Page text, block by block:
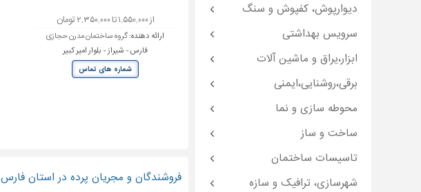
از ۱,۵۵۰,۰۰۰ تا ۲,۳۵۰,۰۰۰ تومان
ارائه دهنده:گروه ساختمان مدرن حجازی
فارس - شیراز - بلوار امیر کبیر
شماره های تماس
فروشندگان و مجریان پرده در استان فارس
دیوارپوش، کفپوش و سنگ
سرویس بهداشتی
ابزار،یراق و ماشین آلات
برقی،روشنایی،ایمنی
محوطه سازی و نما
ساخت و ساز
تاسیسات ساختمان
شهرسازی، ترافیک و سازه